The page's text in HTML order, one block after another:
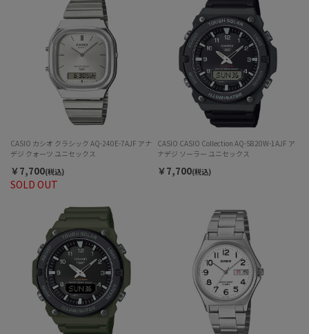
SOLD OUT
CASIO カシオ クラシック AQ-240E-7AJF アナ
デジ クォーツ ユニセックス
￥7,700(税込)
CASIO CASIO Collection AQ-S820W-1AJF ア
ナデジ ソーラー ユニセックス
￥7,700(税込)